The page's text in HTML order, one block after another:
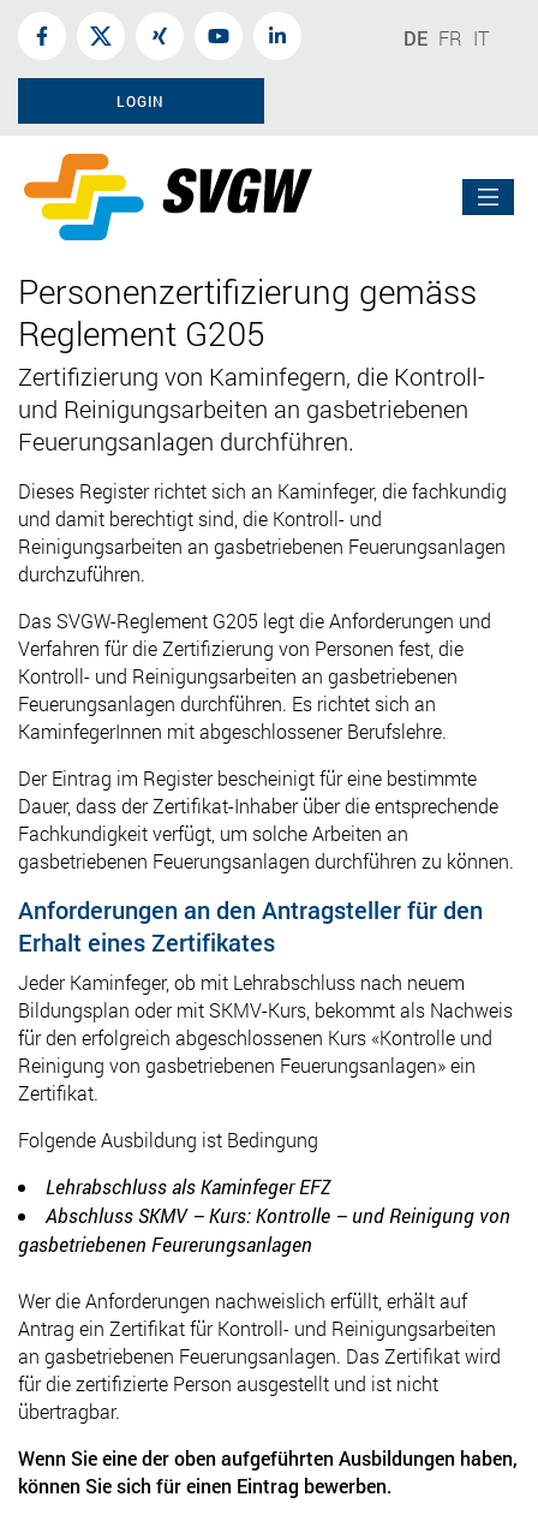
DE FR IT
LOGIN
Personenzertifizierung gemäss
Reglement G205
Zertifizierung von Kaminfegern, die Kontroll-
und Reinigungsarbeiten an gasbetriebenen
Feuerungsanlagen durchführen.
Dieses Register richtet sich an Kaminfeger, die fachkundig
und damit berechtigt sind, die Kontroll- und
Reinigungsarbeiten an gasbetriebenen Feuerungsanlagen
durchzuführen.
Das SVGW-Reglement G205 legt die Anforderungen und
Verfahren für die Zertiﬁzierung von Personen fest, die
Kontroll- und Reinigungsarbeiten an gasbetriebenen
Feuerungsanlagen durchführen. Es richtet sich an
KaminfegerInnen mit abgeschlossener Berufslehre.
Der Eintrag im Register bescheinigt für eine bestimmte
Dauer, dass der Zertiﬁkat-Inhaber über die entsprechende
Fachkundigkeit verfügt, um solche Arbeiten an
gasbetriebenen Feuerungsanlagen durchführen zu können.
Anforderungen an den Antragsteller für den
Erhalt eines Zertifikates
Jeder Kaminfeger, ob mit Lehrabschluss nach neuem
Bildungsplan oder mit SKMV-Kurs, bekommt als Nachweis
für den erfolgreich abgeschlossenen Kurs «Kontrolle und
Reinigung von gasbetriebenen Feuerungsanlagen» ein
Zertifikat.
Folgende Ausbildung ist Bedingung
Lehrabschluss als Kaminfeger EFZ
Abschluss SKMV – Kurs: Kontrolle – und Reinigung von
gasbetriebenen Feurerungsanlagen
Wer die Anforderungen nachweislich erfüllt, erhält auf
Antrag ein Zertiﬁkat für Kontroll- und Reinigungsarbeiten
an gasbetriebenen Feuerungsanlagen. Das Zertiﬁkat wird
für die zertiﬁzierte Person ausgestellt und ist nicht
übertragbar.
Wenn Sie eine der oben aufgeführten Ausbildungen haben,
können Sie sich für einen Eintrag bewerben.